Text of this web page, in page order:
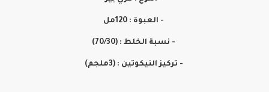
- العبوة : 120مل
- نسبة الخلط : (70/30)
- تركيز النيكوتين : (3ملجم)